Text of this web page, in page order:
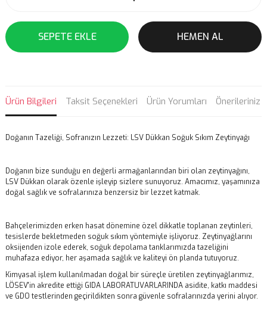
SEPETE EKLE HEMEN AL
Ürün Bilgileri Taksit Seçenekleri Ürün Yorumları Önerileriniz
Doğanın Tazeliği, Sofranızın Lezzeti: LSV Dükkan Soğuk Sıkım Zeytinyağı
Doğanın bize sunduğu en değerli armağanlarından biri olan zeytinyağını,
LSV Dükkan olarak özenle işleyip sizlere sunuyoruz. Amacımız, yaşamınıza
doğal sağlık ve sofralarınıza benzersiz bir lezzet katmak.
Bahçelerimizden erken hasat dönemine özel dikkatle toplanan zeytinleri,
tesislerde bekletmeden soğuk sıkım yöntemiyle işliyoruz. Zeytinyağlarını
oksijenden izole ederek, soğuk depolama tanklarımızda tazeliğini
muhafaza ediyor, her aşamada sağlık ve kaliteyi ön planda tutuyoruz.
Kimyasal işlem kullanılmadan doğal bir süreçle üretilen zeytinyağlarımız,
LÖSEV'in akredite ettiği GIDA LABORATUVARLARINDA asidite, katkı maddesi
ve GDO testlerinden geçirildikten sonra güvenle sofralarınızda yerini alıyor.